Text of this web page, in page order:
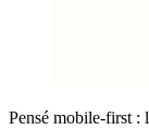
Pensé mobile-first :